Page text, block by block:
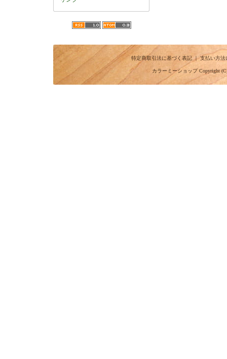
特定商取引法に基づく表記｜支払い方法
カラーミーショップCopyright